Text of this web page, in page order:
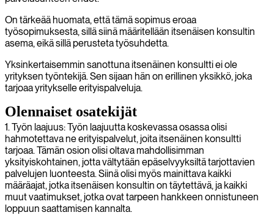
On tärkeää huomata, että tämä sopimus eroaa
työsopimuksesta, sillä siinä määritellään itsenäisen konsultin
asema, eikä sillä perusteta työsuhdetta.
Yksinkertaisemmin sanottuna itsenäinen konsultti ei ole
yrityksen työntekijä. Sen sijaan hän on erillinen yksikkö, joka
tarjoaa yritykselle erityispalveluja.
Olennaiset osatekijät
1. Työn laajuus: Työn laajuutta koskevassa osassa olisi
hahmotettava ne erityispalvelut, joita itsenäinen konsultti
tarjoaa. Tämän osion olisi oltava mahdollisimman
yksityiskohtainen, jotta vältytään epäselvyyksiltä tarjottavien
palvelujen luonteesta. Siinä olisi myös mainittava kaikki
määräajat, jotka itsenäisen konsultin on täytettävä, ja kaikki
muut vaatimukset, jotka ovat tarpeen hankkeen onnistuneen
loppuun saattamisen kannalta.